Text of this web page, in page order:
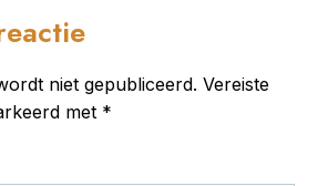
niet gepubliceerd. Vereiste
met *